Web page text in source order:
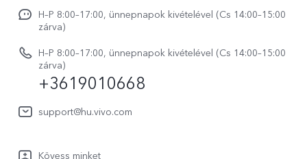
V70 FE
Y31 5G
vivo Buds Air3
Rendszerfrissítés
vivo Jótállási Politika
Vevőszolgálati adatvédelmi nyilatkozat
LUT-ok letöltése a Log helyreállításához
Jogi szabályozás
Rólunk
vivo Személyes Adatok Védelme
H–P 8:00–17:00, ünnepnapok kivételével (Cs 14:00–15:00
zárva)
H–P 8:00–17:00, ünnepnapok kivételével (Cs 14:00–15:00
zárva)
+3619010668
support@hu.vivo.com
Kövess minket